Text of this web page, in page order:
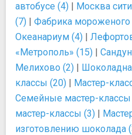
автобусе (4) | Москва
(7) | Фабрика мороженого
Океанариум (4) |
«Метрополь» (15) |
Мелихово (2) |
классы (20) | Мастер-
Семейные мастер-классы
мастер-классы (3) |
изготовлению шоколада